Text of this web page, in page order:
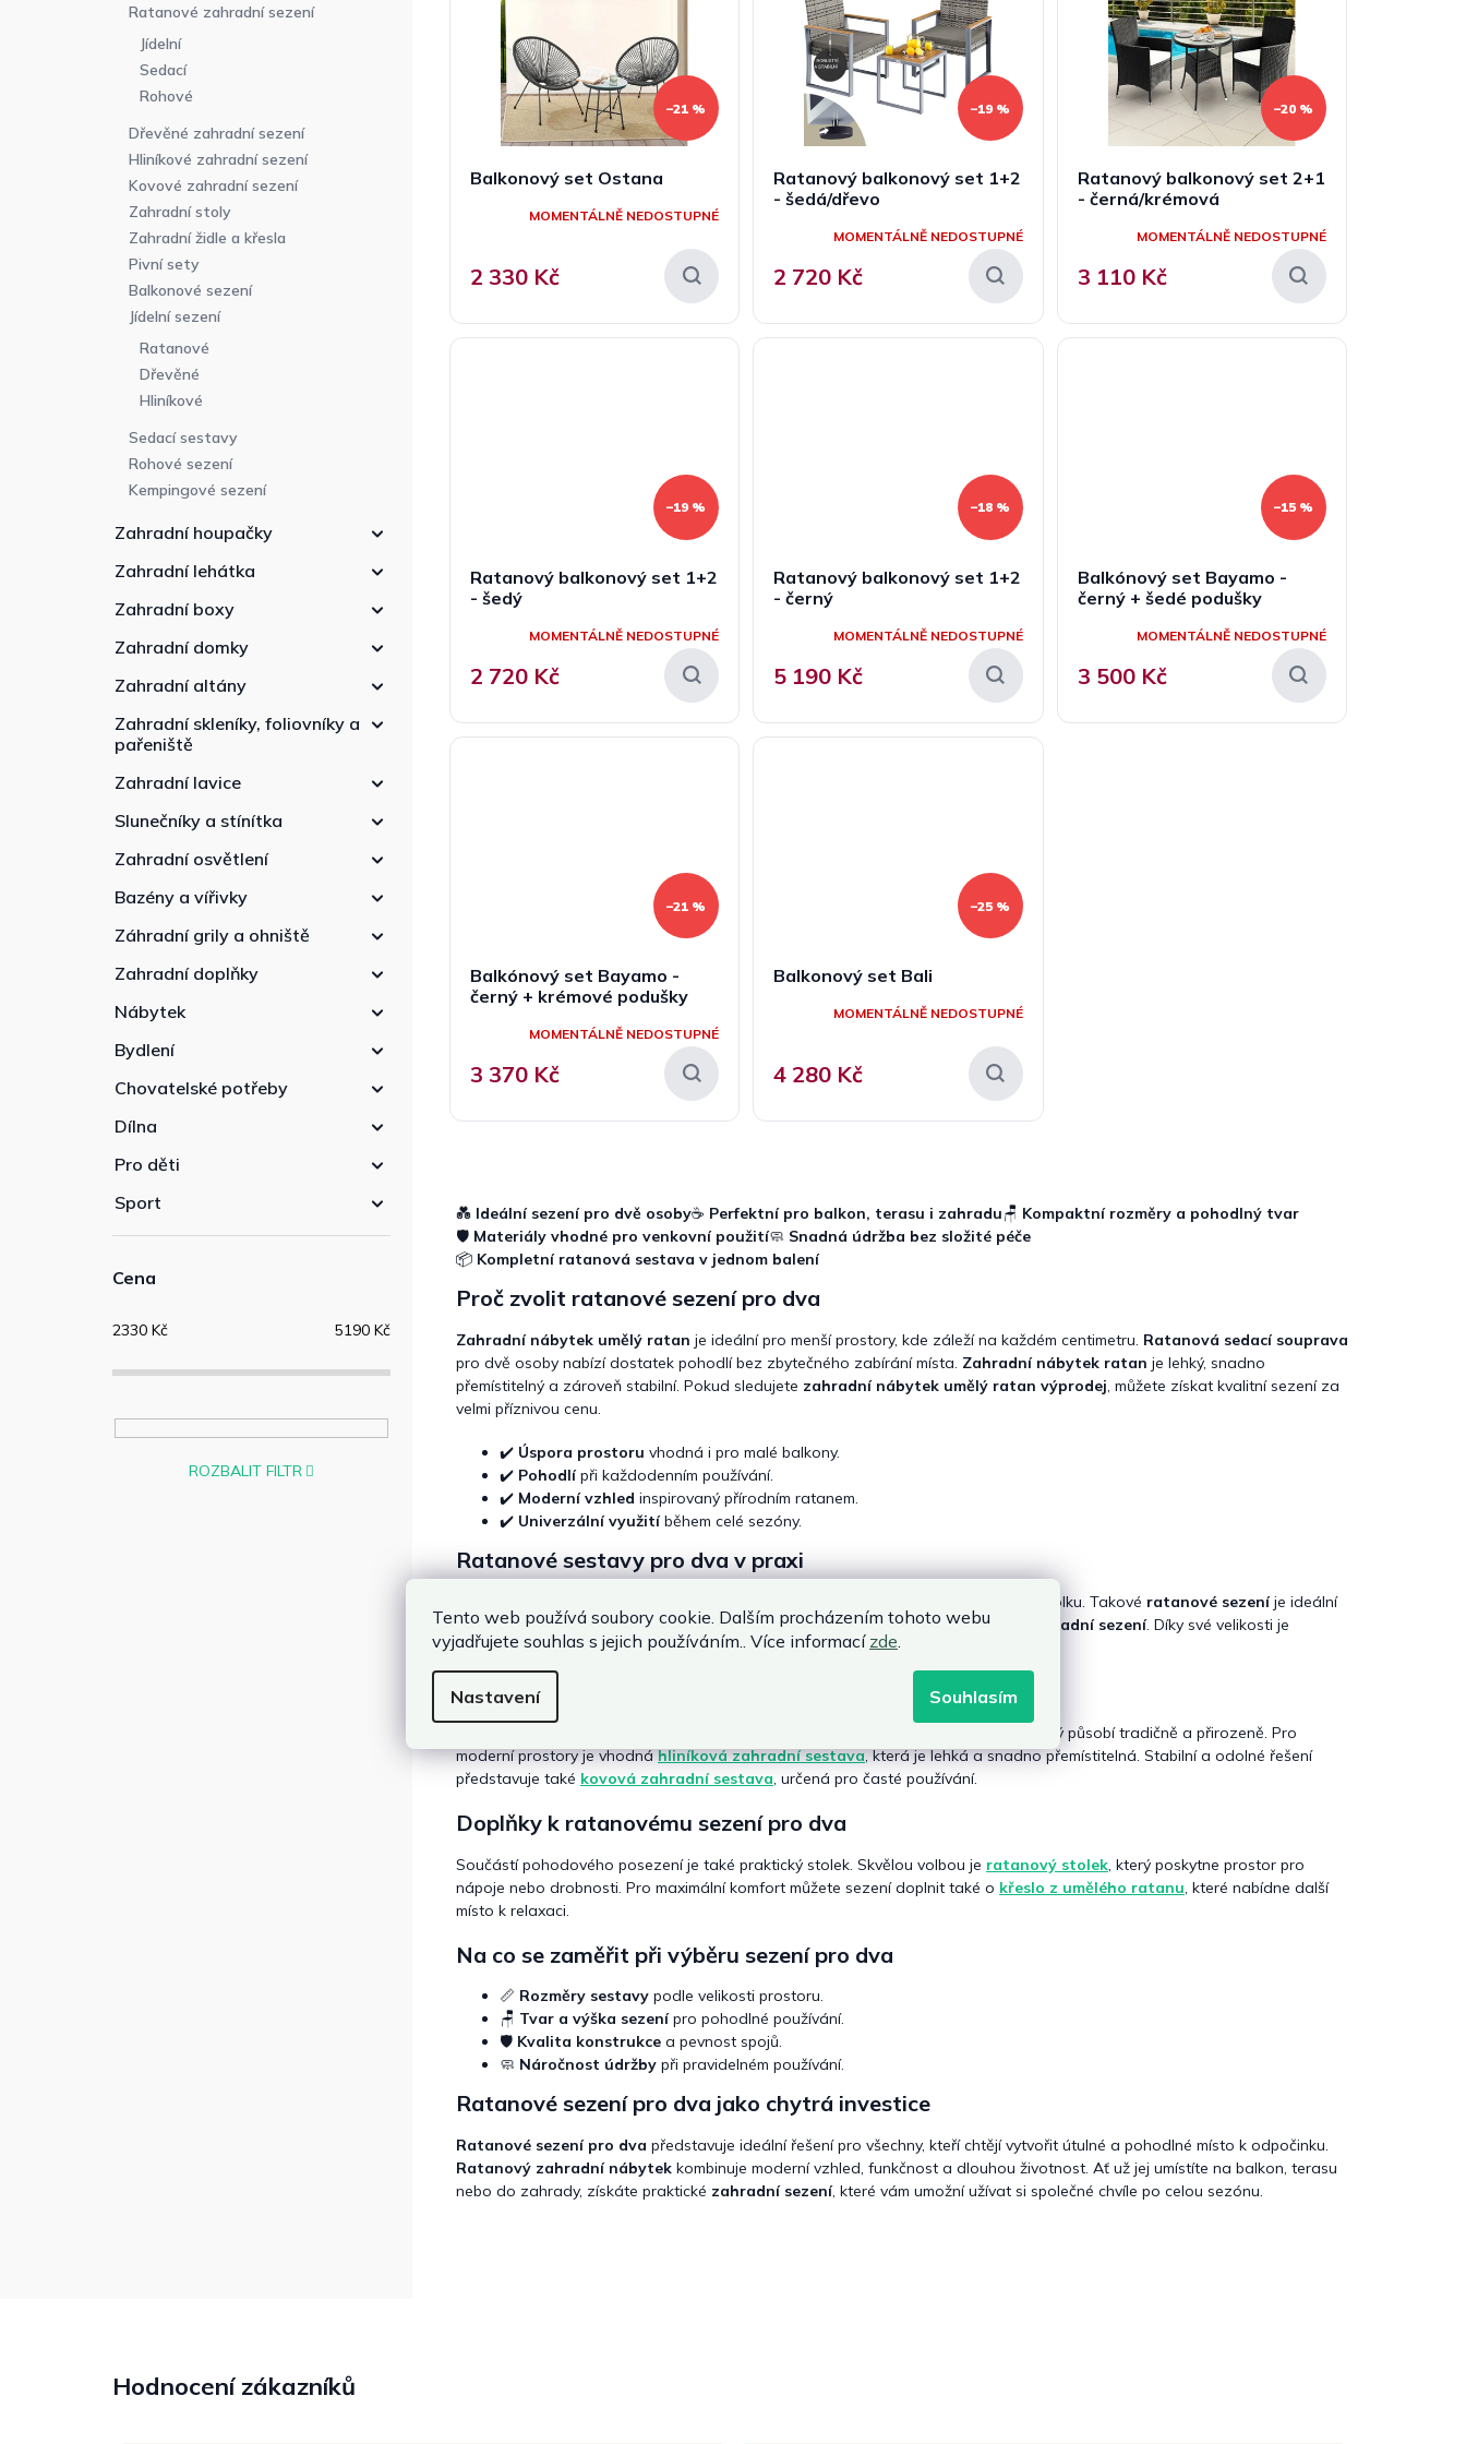
Tento web používá soubory cookie. Dalším procházením tohoto webu
vyjadřujete souhlas s jejich používáním.. Více informací zde.
Nastavení Souhlasím
Ratanové zahradní sezení
Jídelní
Sedací
Rohové
Dřevěné zahradní sezení
Hliníkové zahradní sezení
Kovové zahradní sezení
Zahradní stoly
Zahradní židle a křesla
Pivní sety
Balkonové sezení
Jídelní sezení
Ratanové
Dřevěné
Hliníkové
Sedací sestavy
Rohové sezení
Kempingové sezení
Zahradní houpačky
Zahradní lehátka
Zahradní boxy
Zahradní domky
Zahradní altány
Zahradní skleníky, foliovníky a
pařeniště
Zahradní lavice
Slunečníky a stínítka
Zahradní osvětlení
Bazény a vířivky
Záhradní grily a ohniště
Zahradní doplňky
Nábytek
Bydlení
Chovatelské potřeby
Dílna
Pro děti
Sport
Cena
2330 Kč 5190 Kč
ROZBALIT FILTR
–21 %
Balkonový set Ostana
MOMENTÁLNĚ NEDOSTUPNÉ
2 330 Kč
–19 %
Ratanový balkonový set 1+2
- šedá/dřevo
MOMENTÁLNĚ NEDOSTUPNÉ
2 720 Kč
–20 %
Ratanový balkonový set 2+1
- černá/krémová
MOMENTÁLNĚ NEDOSTUPNÉ
3 110 Kč
–19 %
Ratanový balkonový set 1+2
- šedý
MOMENTÁLNĚ NEDOSTUPNÉ
2 720 Kč
–18 %
Ratanový balkonový set 1+2
- černý
MOMENTÁLNĚ NEDOSTUPNÉ
5 190 Kč
–15 %
Balkónový set Bayamo -
černý + šedé podušky
MOMENTÁLNĚ NEDOSTUPNÉ
3 500 Kč
–21 %
Balkónový set Bayamo -
černý + krémové podušky
MOMENTÁLNĚ NEDOSTUPNÉ
3 370 Kč
–25 %
Balkonový set Bali
MOMENTÁLNĚ NEDOSTUPNÉ
4 280 Kč
l
á
d
p
r
v
k
💑 Ideální sezení pro dvě osoby☕ Perfektní pro balkon, terasu i zahradu🪑 Kompaktní rozměry a pohodlný tvar
🛡️ Materiály vhodné pro venkovní použití🧼 Snadná údržba bez složité péče
📦 Kompletní ratanová sestava v jednom balení
Proč zvolit ratanové sezení pro dva
Zahradní nábytek umělý ratan je ideální pro menší prostory, kde záleží na každém centimetru. Ratanová sedací souprava
pro dvě osoby nabízí dostatek pohodlí bez zbytečného zabírání místa. Zahradní nábytek ratan je lehký, snadno
přemístitelný a zároveň stabilní. Pokud sledujete zahradní nábytek umělý ratan výprodej, můžete získat kvalitní sezení za
velmi příznivou cenu.
✔️ Úspora prostoru vhodná i pro malé balkony.
✔️ Pohodlípři každodenním používání.
✔️ Moderní vzhled inspirovaný přírodním ratanem.
✔️ Univerzální využitíběhem celé sezóny.
Ratanové sestavy pro dva v praxi
pro dva se skládá ze dvou křesel a malého stolku. Takové ratanové sezeníje ideální
pro byty, kde není místo pro velké zahradní sestavy, ale přesto chcete pohodlné
zahradní sezení. Díky své velikosti je
zahradní nábytek z ratanuvhodný také pro lodžie a menší terasy.
Srovnání s jinými materiály
, který působí tradičně a přirozeně. Pro
moderní prostory je vhodnáhliníková zahradní sestava, která je lehká a snadno přemístitelná. Stabilní a odolné řešení
představuje také kovová zahradní sestava, určená pro časté používání.
Doplňky k ratanovému sezení pro dva
Součástí pohodového posezení je také praktický stolek. Skvělou volbou je ratanový stolek, který poskytne prostor pro
nápoje nebo drobnosti. Pro maximální komfort můžete sezení doplnit také o křeslo z umělého ratanu, které nabídne další
místo k relaxaci.
Na co se zaměřit při výběru sezení pro dva
📏 Rozměry sestavy podle velikosti prostoru.
🪑 Tvar a výška sezenípro pohodlné používání.
🛡️ Kvalita konstrukce a pevnost spojů.
🧼 Náročnost údržby při pravidelném používání.
Ratanové sezení pro dva jako chytrá investice
Ratanové sezení pro dva představuje ideální řešení pro všechny, kteří chtějí vytvořit útulné a pohodlné místo k odpočinku.
Ratanový zahradní nábytek kombinuje moderní vzhled, funkčnost a dlouhou životnost. Ať už jej umístíte na balkon, terasu
nebo do zahrady, získáte praktické zahradní sezení, které vám umožní užívat si společné chvíle po celou sezónu.
Hodnocení zákazníků